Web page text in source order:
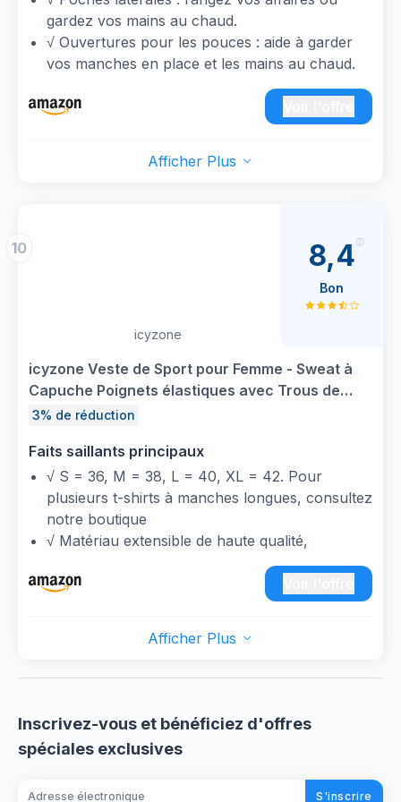
gardez vos mains au chaud.
√ Ouvertures pour les pouces : aide à garder
vos manches en place et les mains au chaud.
√ Occasions : soutien-gorge idéal pour le yoga,
l'exercice, le fitness, tout type d'entraînement,
se superpose facilement et vous donne de la
Afficher Plus
10
icyzone
icyzone Veste de Sport pour Femme - Sweat à
Capuche Poignets élastiques avec Trous de
Pouce pour l’Exercice, la Gym et Autres Sports
3% de réduction
Faits saillants principaux
√ S = 36, M = 38, L = 40, XL = 42. Pour
plusieurs t-shirts à manches longues, consultez
notre boutique
√ Matériau extensible de haute qualité,
respirant, absorbant, doux pour la peau, pour
que vous puissiez vous déplacer plus
hiver, que ce soit en ville, pour le fitness, le
adapté pour la vie quotidienne.
Les trous pour les pouces aux extrémités des
manches empêchent le vent de pénétrer et
réchauffent en outre la partie supérieure de la
main
8,4
Bon
Afficher Plus
Inscrivez-vous et bénéficiez d'offres
spéciales exclusives
S'inscrire